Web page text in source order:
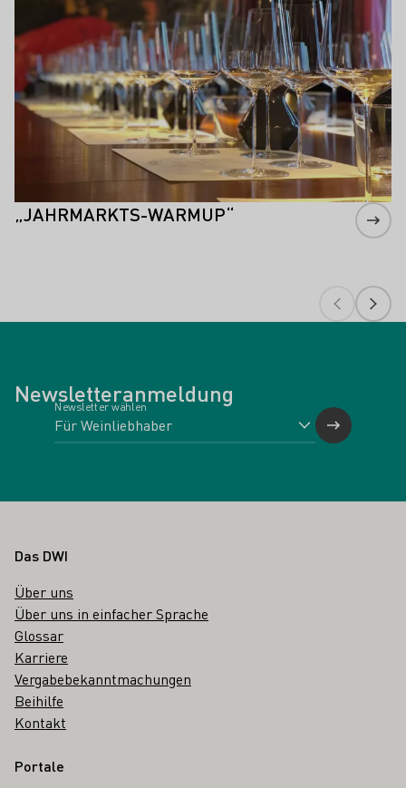
„JAHRMARKTS-WARMUP“
Newsletteranmeldung
Newsletter wählen
Fußbereich
Das DWI
Über uns
Über uns in einfacher Sprache
Glossar
Karriere
Vergabebekanntmachungen
Beihilfe
Kontakt
Portale